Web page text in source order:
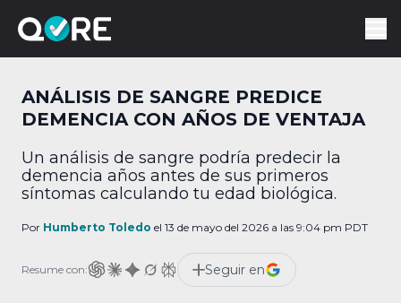
ANÁLISIS DE SANGRE PREDICE
DEMENCIA CON AÑOS DE VENTAJA
Un análisis de sangre podría predecir la
demencia años antes de sus primeros
síntomas calculando tu edad biológica.
Por Humberto Toledo el 13 de mayo del 2026 a las 9:04 pm PDT
Resume con: Seguir en